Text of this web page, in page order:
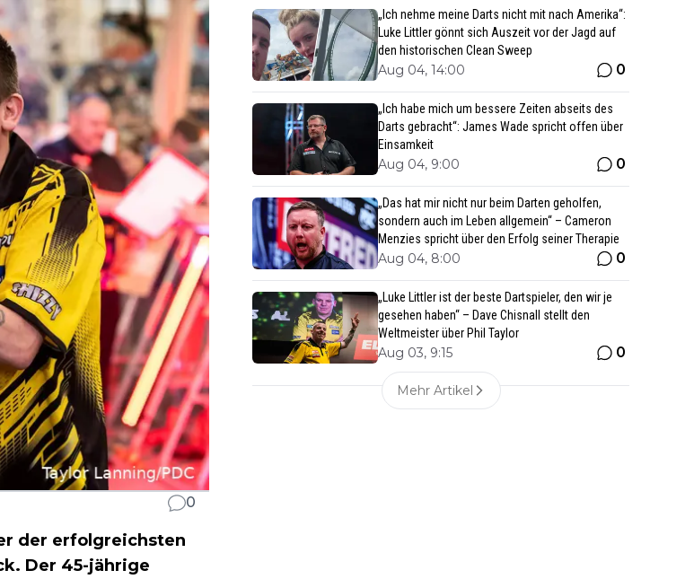
0
der erfolgreichsten
Der 45-jährige
„Ich nehme meine Darts nicht mit nach Amerika“:
Luke Littler gönnt sich Auszeit vor der Jagd auf
den historischen Clean Sweep
Aug 04, 14:00 0
„Ich habe mich um bessere Zeiten abseits des
Darts gebracht“: James Wade spricht offen über
Einsamkeit
Aug 04, 9:00 0
„Das hat mir nicht nur beim Darten geholfen,
sondern auch im Leben allgemein“ – Cameron
Menzies spricht über den Erfolg seiner Therapie
Aug 04, 8:00 0
„Luke Littler ist der beste Dartspieler, den wir je
gesehen haben“ – Dave Chisnall stellt den
Weltmeister über Phil Taylor
Aug 03, 9:15 0
Mehr Artikel